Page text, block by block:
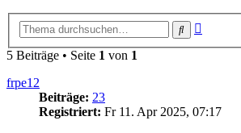
Suche
5 Beiträge • Seite 1 von 1
frpe12
Beiträge: 23
Registriert: Fr 11. Apr 2025, 07:17